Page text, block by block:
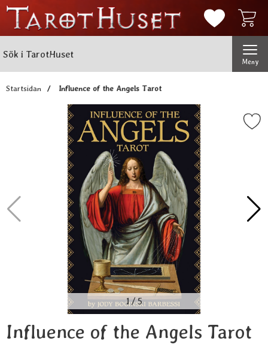
Mina
Meny
Startsidan Influence of the Angels Tarot
Markera influence of the
1/5
Influence of the Angels Tarot